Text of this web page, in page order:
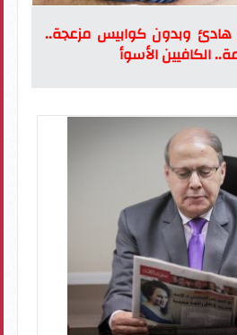
وبدون كوابيس مزعجة..
الكافيين الأسوأ